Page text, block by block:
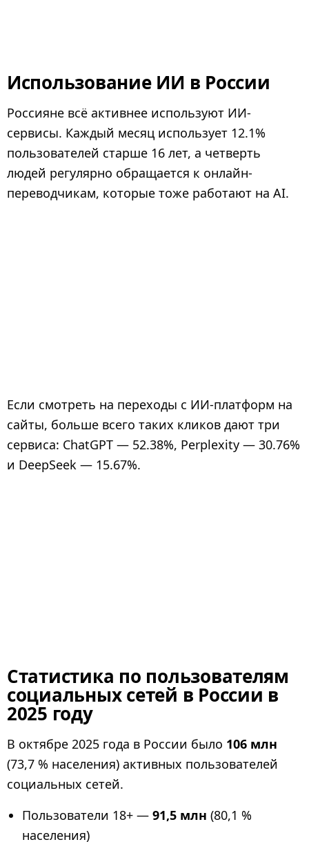
Использование ИИ в России
Россияне всё активнее используют ИИ-
сервисы. Каждый месяц использует 12.1%
пользователей старше 16 лет, а четверть
людей регулярно обращается к онлайн-
переводчикам, которые тоже работают на AI.
Если смотреть на переходы с ИИ-платформ на
сайты, больше всего таких кликов дают три
сервиса: ChatGPT — 52.38%, Perplexity — 30.76%
и DeepSeek — 15.67%.
Статистика по пользователям
социальных сетей в России в
2025 году
В октябре 2025 года в России было 106 млн
(73,7 % населения) активных пользователей
социальных сетей.
Пользователи 18+ — 91,5 млн (80,1 %
населения)